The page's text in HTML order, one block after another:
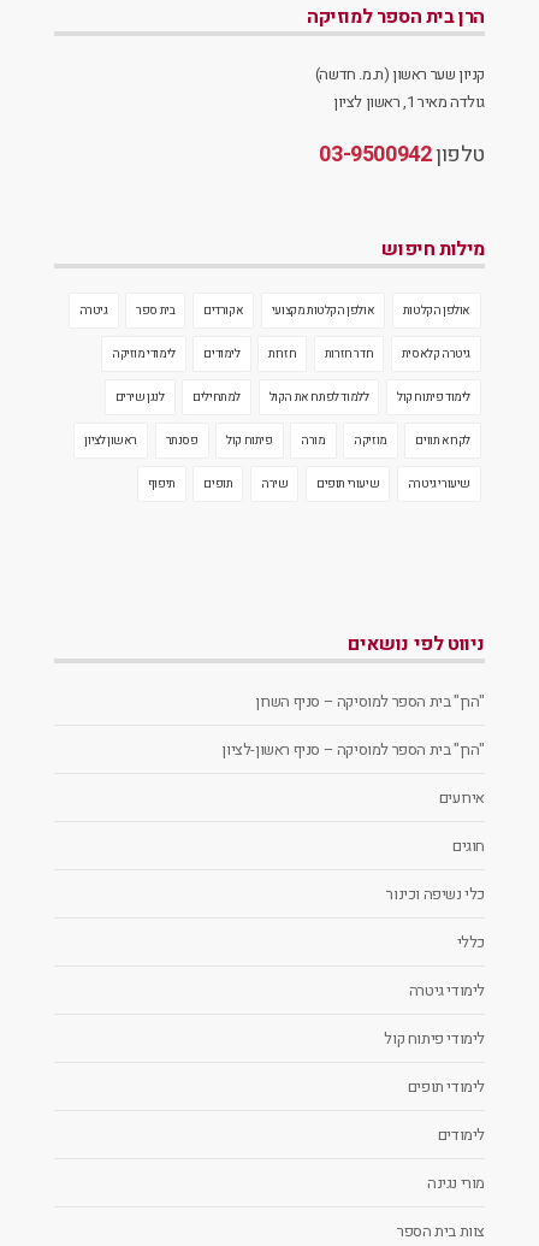
הרן בית הספר למוזיקה
קניון שער ראשון (ת.מ. חדשה)
גולדה מאיר 1, ראשון לציון
טלפון03-9500942
מילות חיפוש
אולפן הקלטות אולפן הקלטות מקצועי אקורדים בית ספר גיטרה
גיטרה קלאסית חדר חזרות חזרות לימודים לימודי מוזיקה
לימוד פיתוח קול ללמוד לפתח את הקול למתחילים לנגן שירים
לקרוא תווים מוזיקה מורה פיתוח קול פסנתר ראשון לציון
שיעורי גיטרה שיעורי תופים שירה תופים תיפוף
ניווט לפי נושאים
"הרן" בית הספר למוסיקה – סניף השרון
"הרן" בית הספר למוסיקה – סניף ראשון-לציון
אירועים
חוגים
כלי נשיפה וכינור
כללי
לימודי גיטרה
לימודי פיתוח קול
לימודי תופים
לימודים
מורי נגינה
צוות בית הספר